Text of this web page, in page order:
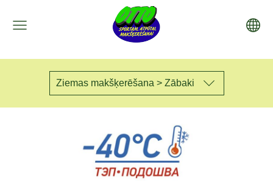
Ziemas makšķerēšana > Zābaki